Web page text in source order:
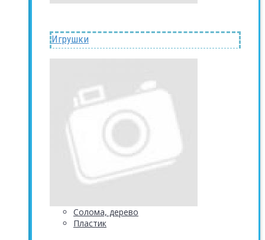
Игрушки
Солома, дерево
Пластик